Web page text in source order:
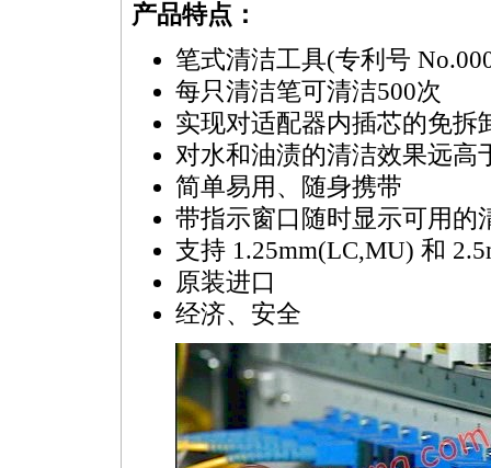
产品特点：
笔式清洁工具(专利号
每只清洁笔可清洁500次
实现对适配器内插芯的免拆
对水和油渍的清洁效果远高
简单易用、随身携带
带指示窗口随时显示可用的
支持 1.25mm(LC,MU) 和
原装进口
经济、安全